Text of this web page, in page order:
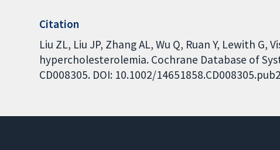
Citation
Liu ZL, Liu JP, Zhang AL, Wu Q, Ruan Y, Lewith
hypercholesterolemia. Cochrane Database of
CD008305. DOI: 10.1002/